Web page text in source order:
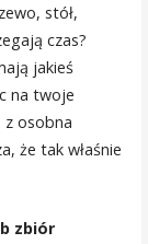
stół,
czas?
jakieś
na twoje
osobna
że tak właśnie
zbiór